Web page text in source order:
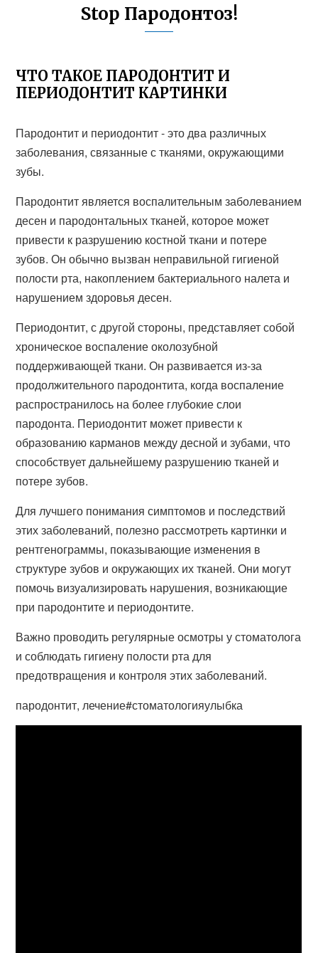
Stop Пародонтоз!
ЧТО ТАКОЕ ПАРОДОНТИТ И
ПЕРИОДОНТИТ КАРТИНКИ
Пародонтит и периодонтит - это два различных
заболевания, связанные с тканями, окружающими
зубы.
Пародонтит является воспалительным заболеванием
десен и пародонтальных тканей, которое может
привести к разрушению костной ткани и потере
зубов. Он обычно вызван неправильной гигиеной
полости рта, накоплением бактериального налета и
нарушением здоровья десен.
Периодонтит, с другой стороны, представляет собой
хроническое воспаление околозубной
поддерживающей ткани. Он развивается из-за
продолжительного пародонтита, когда воспаление
распространилось на более глубокие слои
пародонта. Периодонтит может привести к
образованию карманов между десной и зубами, что
способствует дальнейшему разрушению тканей и
потере зубов.
Для лучшего понимания симптомов и последствий
этих заболеваний, полезно рассмотреть картинки и
рентгенограммы, показывающие изменения в
структуре зубов и окружающих их тканей. Они могут
помочь визуализировать нарушения, возникающие
при пародонтите и периодонтите.
Важно проводить регулярные осмотры у стоматолога
и соблюдать гигиену полости рта для
предотвращения и контроля этих заболеваний.
пародонтит, лечение#стоматологияулыбка